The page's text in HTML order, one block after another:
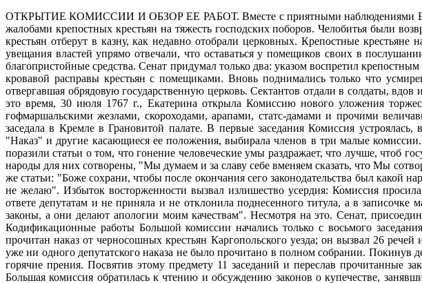
ОТКРЫТИЕ КОМИССИИ И ОБЗОР ЕЕ РАБОТ.Вместе с приятными наблюдениями
жалобами крепостных крестьян на тяжесть господских поборов. Челобитья были
крестьян отберут в казну, как недавно отобрали церковных. Крепостные
увещания властей упрямо отвечали, что оставаться у помещиков своих в
благопристойные средства. Сенат придумал только два: указом воспретил
кровавой расправы крестьян с помещиками. Вновь поднимались только что
отвергавшая обрядовую государственную церковь. Сектантов отдали в солдаты,
это время, 30 июля 1767 г., Екатерина открыла Комиссию нового уложения
гофмаршальскими жезлами, скороходами, арапами, статс-дамами и прочими
заседала в Кремле в Грановитой палате. В первые заседания Комиссия
"Наказ" и другие касающиеся ее положения, выбирала членов в три малые
поразили статьи о том, что гонение человеческие умы раздражает, что лучше, чтоб
народы для них сотворены, "Мы думаем и за славу себе вменяем сказать, что Мы
же статьи: "Боже сохрани, чтобы после окончания сего законодательства был какой
не желаю". Избыток восторженности вызвал излишество усердия: Комиссия
ответе депутатам и не приняла и не отклонила поднесенного титула, а в
законы, а они делают апологии моим качествам". Несмотря на это. Сенат,
Кодификационные работы Большой комиссии начались только с восьмого
прочитан наказ от черносошных крестьян Каргопольского уезда; он вызвал 26
уже ни одного депутатского наказа не было прочитано в полном собрании.
горячие прения. Посвятив этому предмету 11 заседаний и переслав
Большая комиссия обратилась к чтению и обсуждению законов о купечестве,